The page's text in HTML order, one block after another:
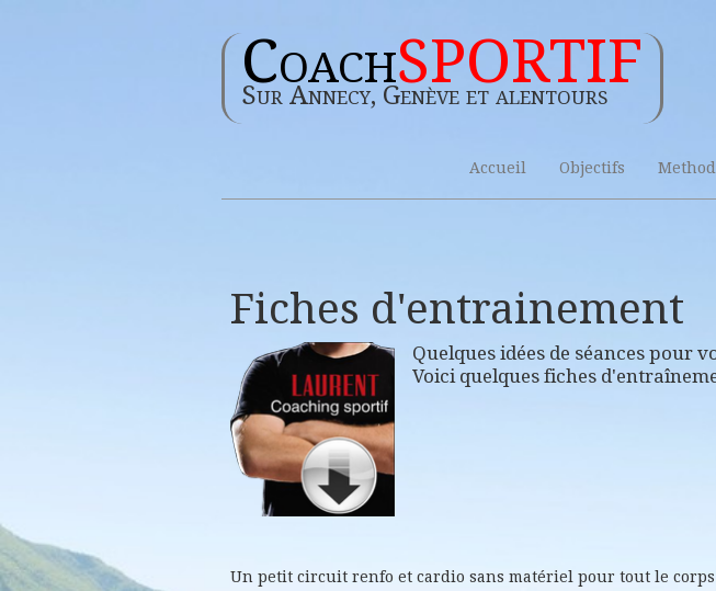
CoachSPORTIF
Sur Annecy, Genève et alentours
Accueil Objectifs
Fiches d'entrainement
Quelques idées de séances pour
Voici quelques fiches
Un petit circuit renfo et cardio sans matériel pour tout le corps